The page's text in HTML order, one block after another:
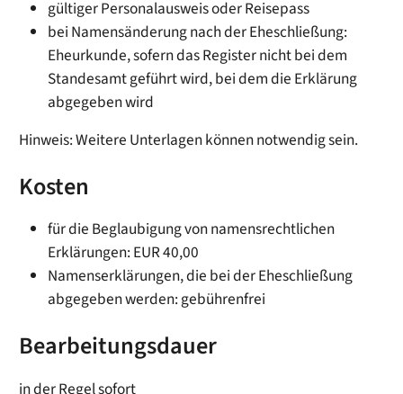
gültiger Personalausweis oder Reisepass
bei Namensänderung nach der Eheschließung:
Eheurkunde, sofern das Register nicht bei dem
Standesamt geführt wird, bei dem die Erklärung
abgegeben wird
Hinweis: Weitere Unterlagen können notwendig sein.
Kosten
für die Beglaubigung von namensrechtlichen
Erklärungen: EUR 40,00
Namenserklärungen, die bei der Eheschließung
abgegeben werden: gebührenfrei
Bearbeitungsdauer
in der Regel sofort